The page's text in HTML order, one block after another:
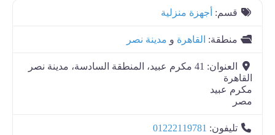
قسم: أجهزة منزلية
منطقة: القاهرة و مدينة نصر
العنوان: 41 مكرم عبيد، المنطقة السادسة، مدينة نصر
القاهرة
مكرم عبيد
مصر
تليفون: 01222119781